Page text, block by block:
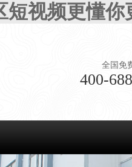
短视频更懂你
全国免
400-